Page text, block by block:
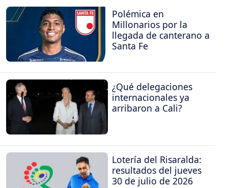
Polémica en
Millonarios por la
llegada de canterano a
Santa Fe
¿Qué delegaciones
internacionales ya
arribaron a Cali?
Lotería del Risaralda:
resultados del jueves
30 de julio de 2026